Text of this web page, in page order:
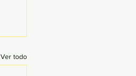
Ver todo